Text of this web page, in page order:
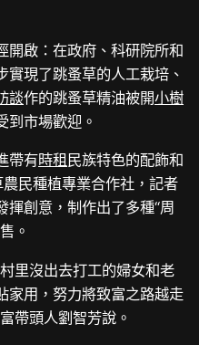
開啟：在政府、科研院所和
現了跳蚤草的人工栽培、
談作的跳蚤草精油被開小樹
到市場歡迎。
帶有時租 民族特色的配飾和
民種植專業合作社，記者
創意，制作出了多種“周
。
里沒出去打工的婦女和老
家用，努力將致富之路越走
帶頭人劉智芳說。